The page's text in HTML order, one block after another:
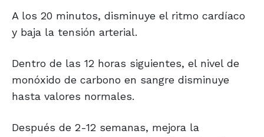
A los 20 minutos, disminuye el ritmo cardíaco
y baja la tensión arterial.
Dentro de las 12 horas siguientes, el nivel de
monóxido de carbono en sangre disminuye
hasta valores normales.
Después de 2-12 semanas, mejora la